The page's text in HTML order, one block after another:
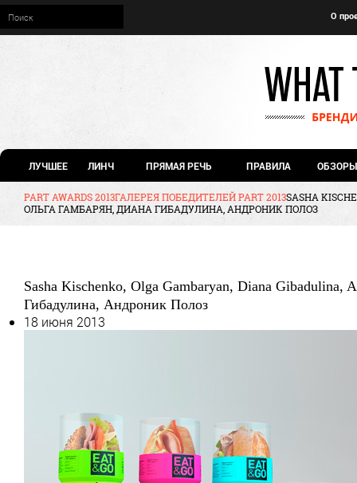
О
ЛУЧШЕЕ ЛИНЧ ПРЯМАЯ РЕЧЬ ПРАВИЛА ОБЗОРЫ
PART AWARDS 2013ГАЛЕРЕЯ ПОБЕДИТЕЛЕЙ PART 2013SASHA
ОЛЬГА ГАМБАРЯН, ДИАНА ГИБАДУЛИНА, АНДРОНИК ПОЛОЗ
Sasha Kischenko, Olga Gambaryan, Diana Gibadulina,
Гибадулина, Андроник Полоз
18 июня 2013